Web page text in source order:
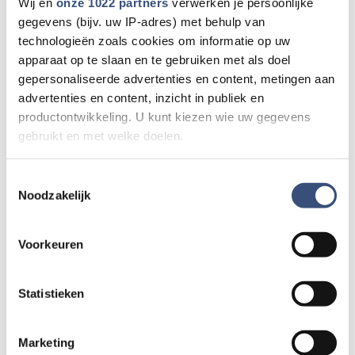
gegevens (bijv. uw IP-adres) met behulp van
technologieën zoals cookies om informatie op uw
apparaat op te slaan en te gebruiken met als doel
gepersonaliseerde advertenties en content, metingen aan
advertenties en content, inzicht in publiek en
productontwikkeling. U kunt kiezen wie uw gegevens
gebruikt en met welke doelen.
Informatie verzamelen over uw geografische locatie,
Uw apparaat identificeren door het actief te scannen
op specifieke eigenschappen (fingerprinting)
verwerkt en stel uw voorkeuren in het
detailgedeelte in.
Noodzakelijk
Voorkeuren
Statistieken
Marketing
Door Internetredactie Omroep Archipel